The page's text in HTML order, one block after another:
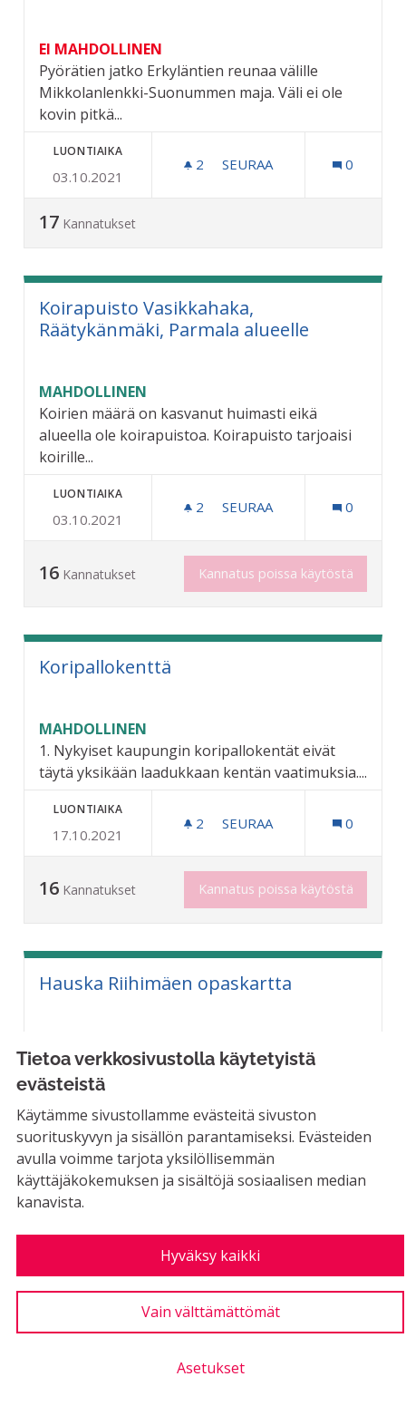
Tietoa verkkosivustolla käytetyistä
evästeistä
Käytämme sivustollamme evästeitä sivuston
suorituskyvyn ja sisällön parantamiseksi. Evästeiden
avulla voimme tarjota yksilöllisemmän
käyttäjäkokemuksen ja sisältöjä sosiaalisen median
kanavista.
Hyväksy kaikki
Vain välttämättömät
Asetukset
EI MAHDOLLINEN
Pyörätien jatko Erkyläntien reunaa välille
Mikkolanlenkki-Suonummen maja. Väli ei ole
kovin pitkä...
LUONTIAIKA
03.10.2021
2 2 SEURAAJAA
SEURAA 0
17 Kannatukset
Koirapuisto Vasikkahaka,
Räätykänmäki, Parmala alueelle
MAHDOLLINEN
Koirien määrä on kasvanut huimasti eikä
alueella ole koirapuistoa. Koirapuisto tarjoaisi
koirille...
LUONTIAIKA
03.10.2021
2 2 SEURAAJAA
SEURAA 0
16 Kannatukset Kannatus poissa käytöstä
Koripallokenttä
MAHDOLLINEN
1. Nykyiset kaupungin koripallokentät eivät
täytä yksikään laadukkaan kentän vaatimuksia....
LUONTIAIKA
17.10.2021
2 2 SEURAAJAA
SEURAA 0
16 Kannatukset Kannatus poissa käytöstä
Hauska Riihimäen opaskartta
Kuvitettu opaskartta, jossa oleelliset kohteet
liioiteltu. Mukana myös ihmisiä, eläimiä,...
LUONTIAIKA
20.10.2021
2 2 SEURAAJAA
SEURAA
HAUSKA RIIHIMÄEN
0
14 Kannatukset
Kamppailukeskus Uudet tilat tai
vuokrasopimuksen jatkaminen ja